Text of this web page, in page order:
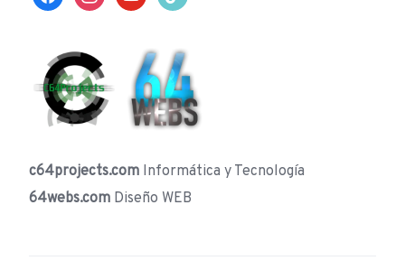
c64projects.com Informática y Tecnología
64webs.com Diseño WEB